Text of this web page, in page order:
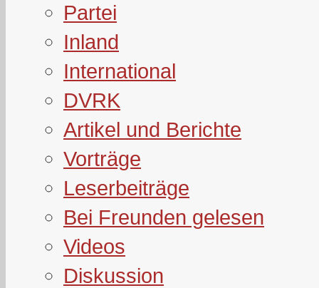
Partei
Inland
International
DVRK
Artikel und Berichte
Vorträge
Leserbeiträge
Bei Freunden gelesen
Videos
Diskussion